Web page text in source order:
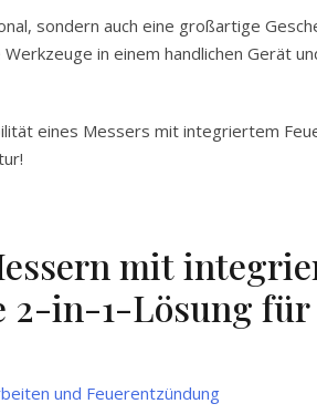
sondern auch eine großartige
in einem handlichen Gerät
eines Messers mit integriertem
mit
2-in-1-Lösung
und Feuerentzündung